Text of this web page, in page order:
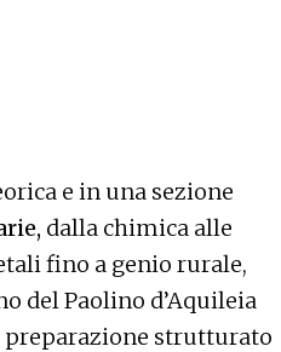
e in una sezione
dalla chimica alle
fino a genio rurale,
del Paolino d’Aquileia
preparazione strutturato